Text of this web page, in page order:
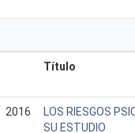
Título
2016
LOS RIESGOS
SU ESTUDIO